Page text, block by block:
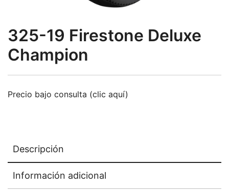
325-19 Firestone Deluxe
Champion
Precio bajo consulta (clic aquí)
Descripción
Información adicional